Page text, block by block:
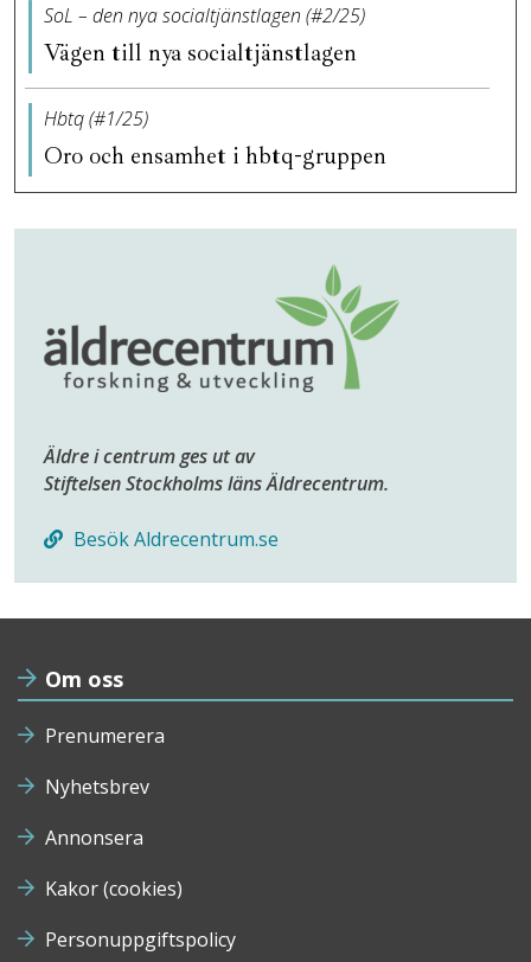
SoL – den nya socialtjänstlagen (#2/25)
Vägen till nya socialtjänstlagen
Hbtq (#1/25)
Oro och ensamhet i hbtq-gruppen
Äldre i centrum ges ut av
Stiftelsen Stockholms läns Äldrecentrum.
Besök Aldrecentrum.se
Om oss
Prenumerera
Nyhetsbrev
Annonsera
Kakor (cookies)
Personuppgiftspolicy